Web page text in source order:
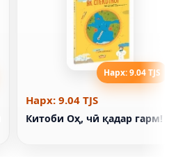
Нарх: 9.04 TJS
Нарх: 9.04 TJS
Китоби Оҳ, чӣ қадар гарм!